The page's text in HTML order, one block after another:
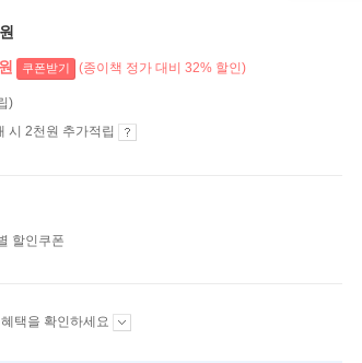
원
원 쿠폰받기 (종이책 정가 대비 32% 할인)
)
시 2천원 추가적립
할인쿠폰
택을 확인하세요